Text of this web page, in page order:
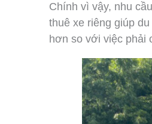
Chính vì vậy, nhu cầu
thuê xe riêng giúp
hơn so với việc phải